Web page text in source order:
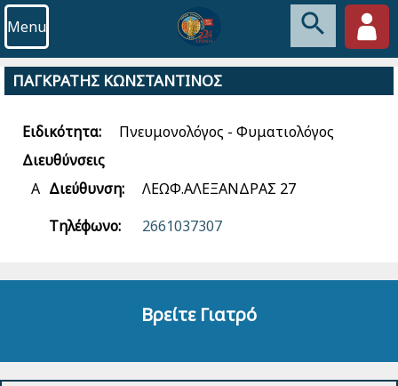
Menu
ΠΑΓΚΡΑΤΗΣ ΚΩΝΣΤΑΝΤΙΝΟΣ
Ειδικότητα:
Πνευμονολόγος - Φυματιολόγος
Διευθύνσεις
Α Διεύθυνση:
ΛΕΩΦ.ΑΛΕΞΑΝΔΡΑΣ 27
Τηλέφωνο:
2661037307
Βρείτε Γιατρό